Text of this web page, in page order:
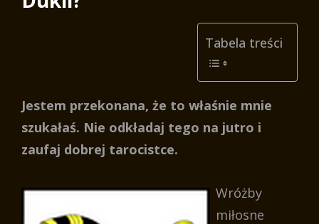
Tabela treści
Jestem przekonana, że to właśnie mnie
szukałaś. Nie odkładaj tego na jutro i
zaufaj dobrej tarocistce.
Wróżby
miłosne